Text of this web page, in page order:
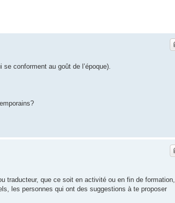
conforment au goût de l’époque).
traducteur, que ce soit en activité ou en fin de formation,
les personnes qui ont des suggestions à te proposer